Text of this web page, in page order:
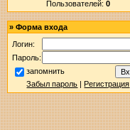
Пользователей: 0
» Форма входа
Логин:
Пароль:
запомнить
Забыл пароль |Регистрация